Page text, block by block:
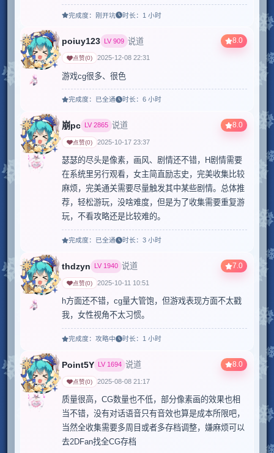
完成度： 刚开坑 时长： 1 小时
8.0
poiuy123 LV909 说道
点赞(0) 2025-12-08 22:31
游戏cg很多、很色
完成度： 已全通 时长： 6 小时
8.0
崩pc LV2865 说道
点赞(0) 2025-10-17 23:37
瑟瑟的尽头是像素，画风、剧情还不错，H剧情需要
在系统里另行观看，女主简直励志史，完美收集比较
麻烦，完美通关需要尽量触发其中某些剧情。总体推
荐，轻松游玩，没啥难度，但是为了收集需要重复游
玩，不看攻略还是比较难的。
完成度： 已全通 时长： 3 小时
7.0
thdzyn LV 1940 说道
点赞(0) 2025-10-11 10:51
h方面还不错，cg量大管饱，但游戏表现方面不太戳
我，女性视角不太习惯。
完成度：攻略中 时长： 1 小时
8.0
Point5Y LV 1694 说道
点赞(0) 2025-08-08 21:17
质量很高，CG数量也不低，部分像素画的效果也相
当不错，没有对话语音只有音效也算是成本所限吧，
当然全收集需要多周目或者多存档调整，嫌麻烦可以
去2DFan找全CG存档